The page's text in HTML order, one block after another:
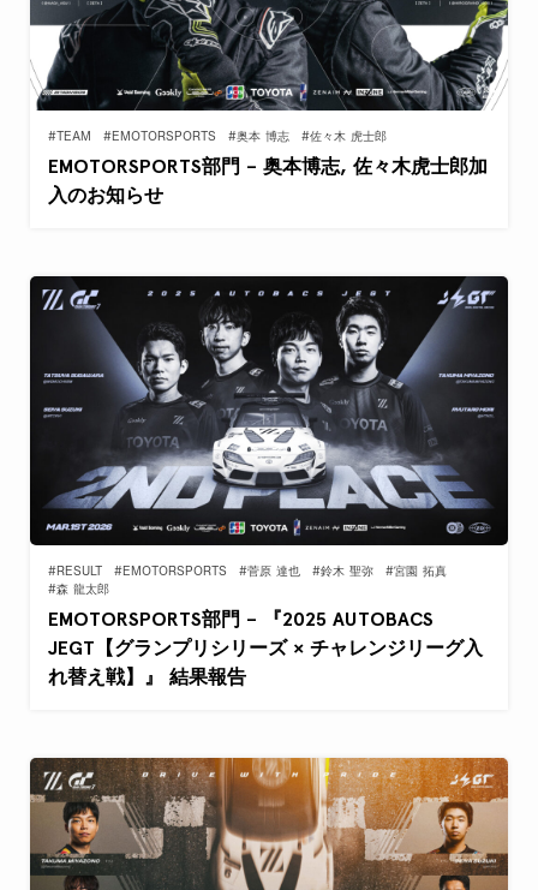
#TEAM #EMOTORSPORTS #奥本 博志 #佐々木 虎士郎
EMOTORSPORTS部門 – 奥本博志, 佐々木虎士郎加
入のお知らせ
#RESULT #EMOTORSPORTS #菅原 達也 #鈴木 聖弥
#宮園 拓真
#森 龍太郎
EMOTORSPORTS部門 – 『2025 AUTOBACS
JEGT【グランプリシリーズ × チャレンジリーグ入
れ替え戦】』 結果報告